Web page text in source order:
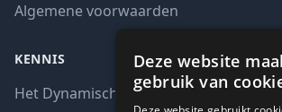
Algemene voorwaarden
KENNIS
Het Dynamisch aankoopsysteem (DAS)
Deze website
gebruik van